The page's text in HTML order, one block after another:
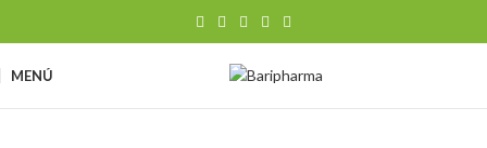
MENÚ